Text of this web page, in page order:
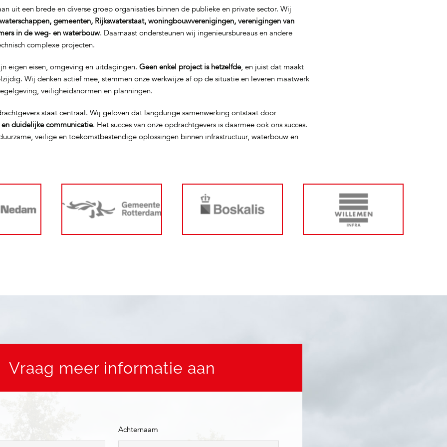
uit een brede en diverse groep organisaties binnen de publieke en private sector. Wij
waterschappen, gemeenten, Rijkswaterstaat, woningbouwverenigingen, verenigingen van
in de weg‑ en waterbouw. Daarnaast ondersteunen wij ingenieursbureaus en andere
complexe projecten.
eigen eisen, omgeving en uitdagingen.Geen enkel project is hetzelfde, en juist dat maakt
Wij denken actief mee, stemmen onze werkwijze af op de situatie en leveren maatwerk
veiligheidsnormen en planningen.
staat centraal. Wij geloven dat langdurige samenwerking ontstaat door
duidelijke communicatie. Het succes van onze opdrachtgevers is daarmee ook ons succes.
veilige en toekomstbestendige oplossingen binnen infrastructuur, waterbouw en
Vraag meer informatie aan
Achternaam